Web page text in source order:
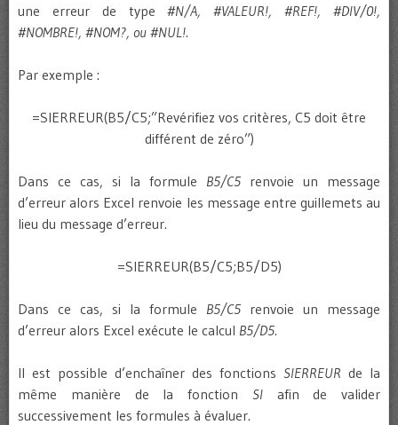
une erreur de type#N/A, #VALEUR!, #REF!, #DIV/0!,
#NOMBRE!, #NOM?, ou #NUL!.
Par exemple :
=SIERREUR(B5/C5;”Revérifiez vos critères, C5 doit être
différent de zéro”)
Dans ce cas, si la formule B5/C5 renvoie un message
d’erreur alors Excel renvoie les message entre guillemets au
lieu du message d’erreur.
=SIERREUR(B5/C5;B5/D5)
Dans ce cas, si la formule B5/C5 renvoie un message
d’erreur alors Excel exécute le calcul B5/D5.
Il est possible d’enchaîner des fonctions SIERREUR de la
même manière de la fonction SIafin de valider
successivement les formules à évaluer.